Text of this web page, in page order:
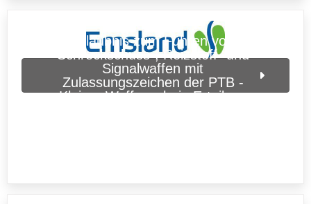
Erlaubnis zum Führen von
Schreckschuss-, Reizstoff- und
Signalwaffen mit
Zulassungszeichen der PTB -
Kleiner Waffenschein Erteilung